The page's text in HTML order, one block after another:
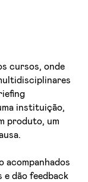
cursos, onde
instituição,
produto, um
acompanhados
dão feedback